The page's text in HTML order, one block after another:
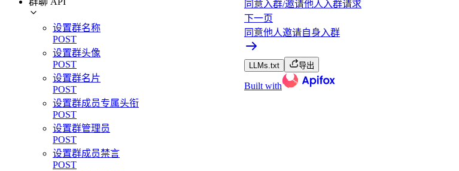
设置群名称
POST
设置群头像
POST
设置群名片
POST
设置群成员专属头衔
POST
设置群管理员
POST
设置群成员禁言
POST
同意入群/邀请他人入群请求
下一页
同意他人邀请自身入群
LLMs.txt 导出
Built with